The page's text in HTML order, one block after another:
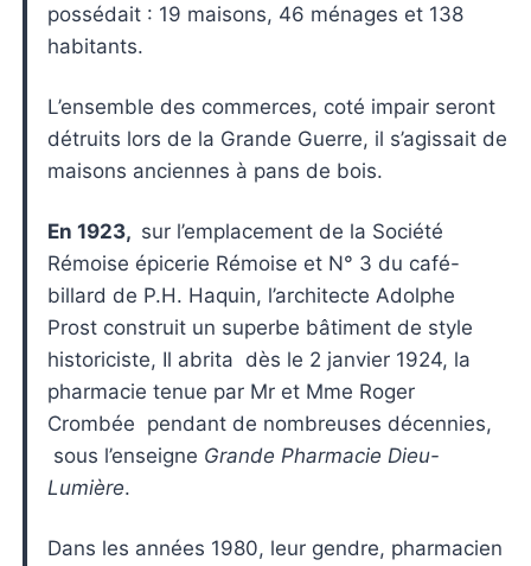
possédait : 19 maisons, 46 ménages et 138
habitants.
L’ensemble des commerces, coté impair seront
détruits lors de la Grande Guerre, il s’agissait de
maisons anciennes à pans de bois.
En 1923, sur l’emplacement de la Société
Rémoise épicerie Rémoise et N° 3 du café-
billard de P.H. Haquin, l’architecte Adolphe
Prost construit un superbe bâtiment de style
historiciste, Il abrita dès le 2 janvier 1924, la
pharmacie tenue par Mr et Mme Roger
Crombée pendant de nombreuses décennies,
sous l’enseigne Grande Pharmacie Dieu-
Lumière.
Dans les années 1980, leur gendre, pharmacien